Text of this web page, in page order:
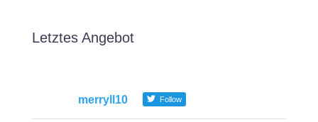
Letztes Angebot
merryll10 Follow